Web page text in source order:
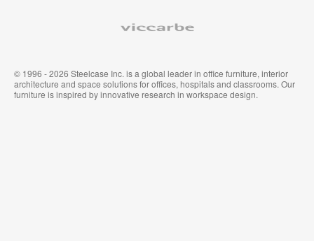
© 1996 - 2026 Steelcase Inc. is a global leader in office furniture, interior
architecture and space solutions for offices, hospitals and classrooms. Our
furniture is inspired by innovative research in workspace design.